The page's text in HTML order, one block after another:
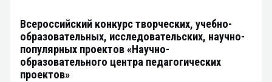
Всероссийский конкурс творческих, учебно-
образовательных, исследовательских, научно-
популярных проектов «Научно-
образовательного центра педагогических
проектов»